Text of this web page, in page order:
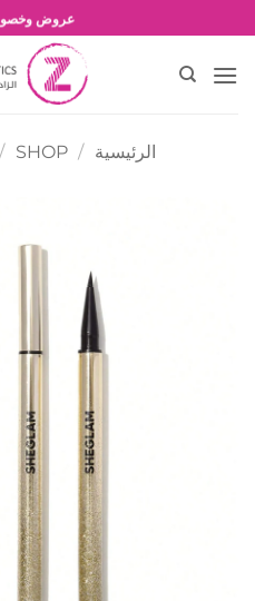
للمحتوى
شحن مجاني للطلبات بقيمة 1500 جنية
عروض
الرئيسية /
SHOP
/